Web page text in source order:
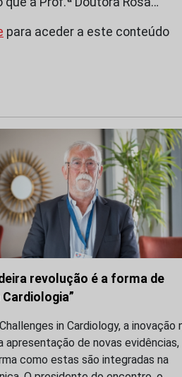
para aceder a este conteúdo
revolução é a forma de
in Cardiology, a inovação
apresentação de novas evidências,
como estas são integradas na